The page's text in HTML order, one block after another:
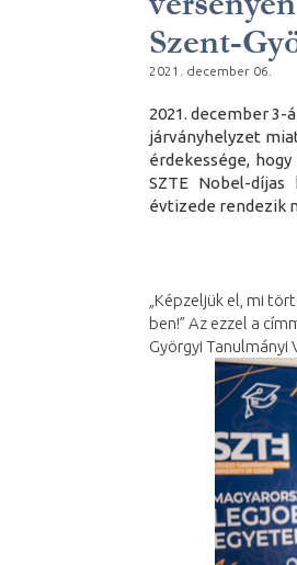
Szent-
2021. december 06.
2021. december
járványhelyzet
érdekessége,
SZTE Nobel-
évtizede rendezik
„Képzeljük el, mi
ben!” Az ezzel a
Györgyi Tanulmányi